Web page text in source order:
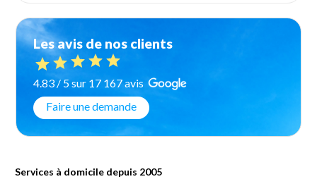
Les avis de nos clients
4.83 / 5 sur 17 167 avis
Faire une demande
Services à domicile depuis 2005